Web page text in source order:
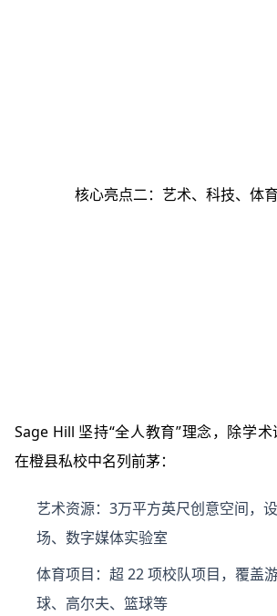
核心亮点二：艺术、科技、体
Sage Hill 坚持“全人教育”理念，除学
在橙县私校中名列前茅：
艺术资源：3万平方英尺创意空间，
场、数字媒体实验室
体育项目：超 22 项校队项目，覆盖
球、高尔夫、篮球等